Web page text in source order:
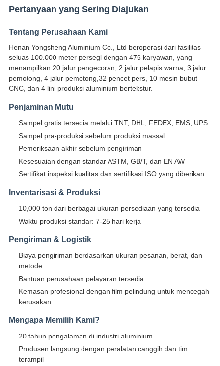
Pertanyaan yang Sering Diajukan
Tentang Perusahaan Kami
Henan Yongsheng Aluminium Co., Ltd beroperasi dari fasilitas
seluas 100.000 meter persegi dengan 476 karyawan, yang
menampilkan 20 jalur pengecoran, 2 jalur pelapis warna, 3 jalur
pemotong, 4 jalur pemotong,32 pencet pers, 10 mesin bubut
CNC, dan 4 lini produksi aluminium bertekstur.
Penjaminan Mutu
Sampel gratis tersedia melalui TNT, DHL, FEDEX, EMS, UPS
Sampel pra-produksi sebelum produksi massal
Pemeriksaan akhir sebelum pengiriman
Kesesuaian dengan standar ASTM, GB/T, dan EN AW
Sertifikat inspeksi kualitas dan sertifikasi ISO yang diberikan
Inventarisasi & Produksi
10,000 ton dari berbagai ukuran persediaan yang tersedia
Waktu produksi standar: 7-25 hari kerja
Pengiriman & Logistik
Biaya pengiriman berdasarkan ukuran pesanan, berat, dan
metode
Bantuan perusahaan pelayaran tersedia
Kemasan profesional dengan film pelindung untuk mencegah
kerusakan
Mengapa Memilih Kami?
20 tahun pengalaman di industri aluminium
Produsen langsung dengan peralatan canggih dan tim
terampil